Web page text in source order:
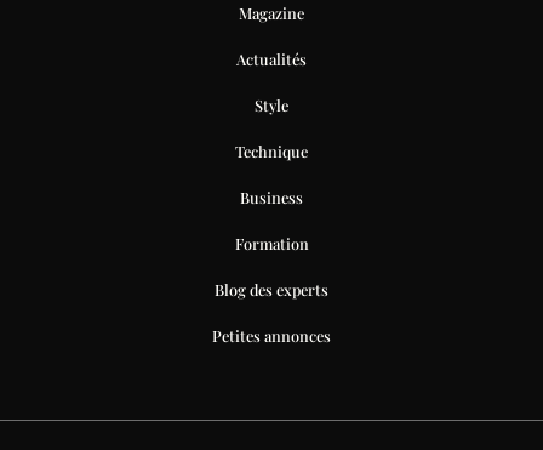
Magazine
Actualités
Style
Technique
Business
Formation
Blog des experts
Petites annonces